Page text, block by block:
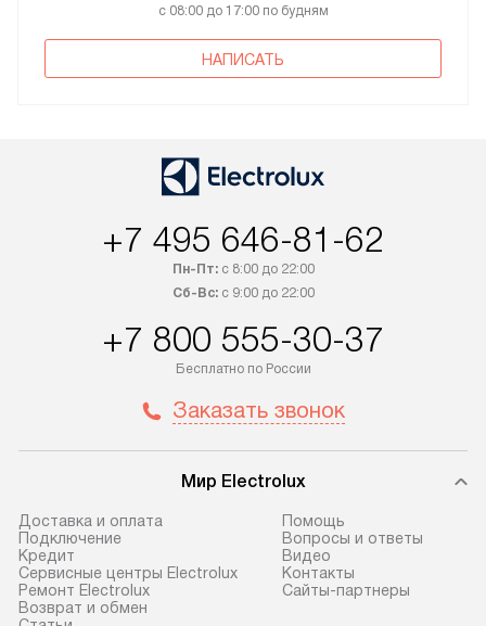
с 08:00 до 17:00 по будням
НАПИСАТЬ
+7 495 646-81-62
Пн-Пт:с 8:00 до 22:00
Сб-Вс:с 9:00 до 22:00
+7 800 555-30-37
Бесплатно по России
Заказать звонок
Мир Electrolux
Доставка и оплата
Подключение
Кредит
Сервисные центры Electrolux
Ремонт Electrolux
Возврат и обмен
Помощь
Вопросы и ответы
Видео
Контакты
Сайты-партнеры